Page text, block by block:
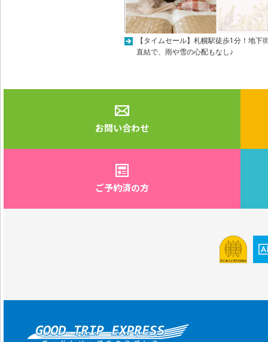
【タイムセール】札幌駅徒歩1分！地下
直結で、雨や雪の心配もなし♪
お問い合わせ
ご予約済の方